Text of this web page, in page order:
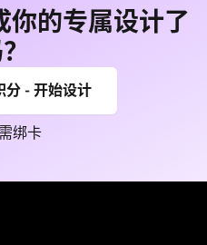
的专属设计了
分 - 开始设计
绑卡